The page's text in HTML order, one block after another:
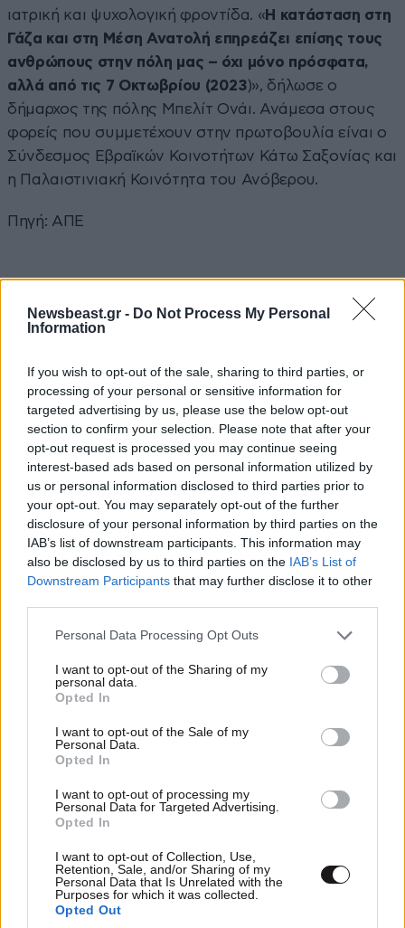
Newsbeast.gr - Do Not Process My Personal
Information
If you wish to opt-out of the sale, sharing to third parties, or
processing of your personal or sensitive information for
targeted advertising by us, please use the below opt-out
section to confirm your selection. Please note that after your
opt-out request is processed you may continue seeing
interest-based ads based on personal information utilized by
us or personal information disclosed to third parties prior to
your opt-out. You may separately opt-out of the further
disclosure of your personal information by third parties on the
IAB’s list of downstream participants. This information may
also be disclosed by us to third parties on the IAB’s List of
Downstream Participants that may further disclose it to other
Please note that this website/app uses one or more Google
not limited to your visit or usage behaviour. You may click to
grant or deny consent to Google and its third-party tags to
use your data for below specified purposes in below Google
consent section.
Personal Data Processing Opt Outs
I want to opt-out of the Sharing of my
personal data.
Opted In
I want to opt-out of the Sale of my
Personal Data.
Opted In
I want to opt-out of processing my
Personal Data for Targeted Advertising.
Opted In
I want to opt-out of Collection, Use,
Retention, Sale, and/or Sharing of my
Personal Data that Is Unrelated with the
Purposes for which it was collected.
Opted Out
ιατρική και ψυχολογική φροντίδα. «Η κατάσταση στη
Γάζα και στη Μέση Ανατολή επηρεάζει επίσης τους
ανθρώπους στην πόλη μας – όχι μόνο πρόσφατα,
αλλά από τις 7 Οκτωβρίου (2023)», δήλωσε ο
δήμαρχος της πόλης Μπελίτ Ονάι. Ανάμεσα στους
φορείς που συμμετέχουν στην πρωτοβουλία είναι ο
Σύνδεσμος Εβραϊκών Κοινοτήτων Κάτω Σαξονίας και
η Παλαιστινιακή Κοινότητα του Ανόβερου.
Πηγή: ΑΠΕ
ΑκολουθήστετοNewsbeastστο Viber και
μάθετεπρώτοι σημαντικότερα νέα
Διαβάστε σχετικά
Η Γερμανία «απειλεί» το Ισραήλ:
«Θα υποστούν διπλωματική
απομόνωση αν συνεχίσουν την
ανθρωπιστική καταστροφή»
κατευθύνονται στο Ιορδανία για
την αερογέφυρα ανθρωπιστικής
Γκουτέρες: Οι Παλαιστίνιοι στη
καταστροφή επικών διαστάσεων